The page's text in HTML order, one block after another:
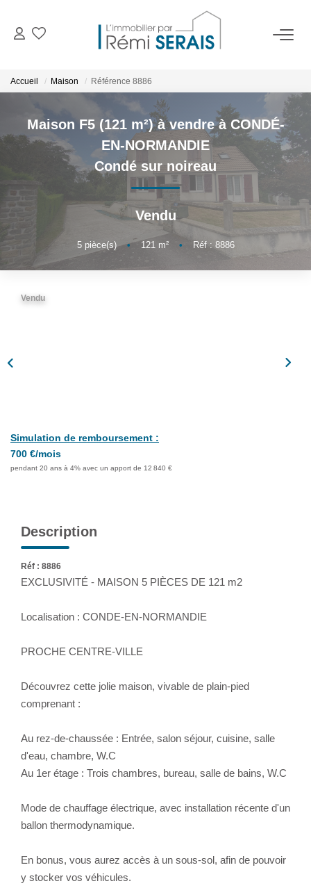
LOUER
VENDRE
BIENS VENDUS
ADMINISTRATION DE BIENS
Gestion
Accueil Maison Référence 8886
Maison F5 (121 m²) à vendre à CONDÉ-
EN-NORMANDIE
Condé sur noireau
Vendu
5pièce(s) • 121 m² • Réf : 8886
Vendu
Simulation de remboursement :
700 €/mois
pendant 20 ans à 4% avec un apport de 12 840 €
Description
Réf : 8886
EXCLUSIVITÉ - MAISON 5 PIÈCES DE 121 m2
Localisation : CONDE-EN-NORMANDIE
PROCHE CENTRE-VILLE
Découvrez cette jolie maison, vivable de plain-pied
comprenant :
Au rez-de-chaussée : Entrée, salon séjour, cuisine, salle
d'eau, chambre, W.C
Au 1er étage : Trois chambres, bureau, salle de bains, W.C
Mode de chauffage électrique, avec installation récente d'un
ballon thermodynamique.
En bonus, vous aurez accès à un sous-sol, afin de pouvoir
y stocker vos véhicules.